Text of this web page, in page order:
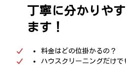
丁寧に分かりや
ます！
料金はどの位掛かるの？
ハウスクリーニングだけで